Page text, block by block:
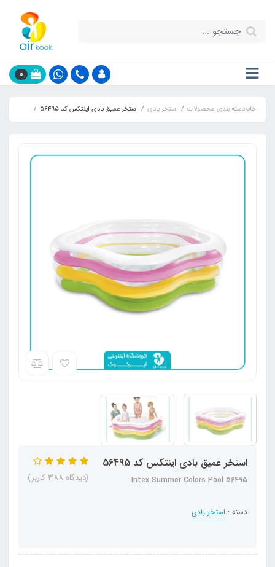
0
خانهدسته بندی محصولات استخر بادی استخر عمیق بادی اینتکس کد 56495
استخر عمیق بادی اینتکس کد 56495
Intex Summer Colors Pool 56495
دسته : استخر بادی
(دیدگاه 388 کاربر)